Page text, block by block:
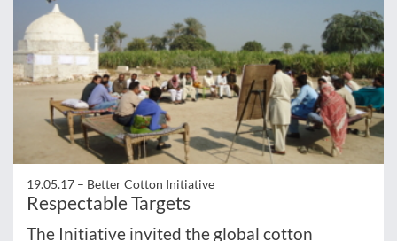
19.05.17 – Better Cotton Initiative
Respectable Targets
The Initiative invited the global cotton